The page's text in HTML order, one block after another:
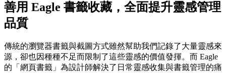
善用 Eagle 書籤收藏，全面提升靈感管理
品質
傳統的瀏覽器書籤與截圖方式雖然幫助我們記錄了大量靈感來
源，卻也因種種不足而限制了這些靈感的價值發揮。而 Eagle
的「網頁書籤」為設計師解決了日常靈感收集與書籤管理的痛